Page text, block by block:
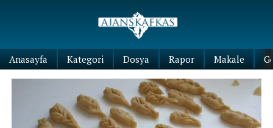
Anasayfa Kategori Dosya Rapor Makale